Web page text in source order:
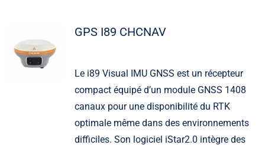
GPS I89 CHCNAV
Le i89 Visual IMU GNSS est un récepteur
compact équipé d’un module GNSS 1408
canaux pour une disponibilité du RTK
optimale même dans des environnements
difficiles. Son logiciel iStar2.0 intègre des